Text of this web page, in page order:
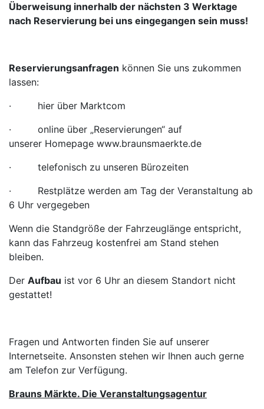
Überweisung innerhalb der nächsten 3 Werktage
nach Reservierung bei uns eingegangen sein muss!
Reservierungsanfragen können Sie uns zukommen
lassen:
· hier über Marktcom
· online über „Reservierungen“ auf
unserer Homepage www.braunsmaerkte.de
· telefonisch zu unseren Bürozeiten
· Restplätze werden am Tag der Veranstaltung ab
6 Uhr vergegeben
Wenn die Standgröße der Fahrzeuglänge entspricht,
kann das Fahrzeug kostenfrei am Stand stehen
bleiben.
Der Aufbau ist vor 6 Uhr an diesem Standort nicht
gestattet!
Fragen und Antworten finden Sie auf unserer
Internetseite. Ansonsten stehen wir Ihnen auch gerne
am Telefon zur Verfügung.
Brauns Märkte. Die Veranstaltungsagentur